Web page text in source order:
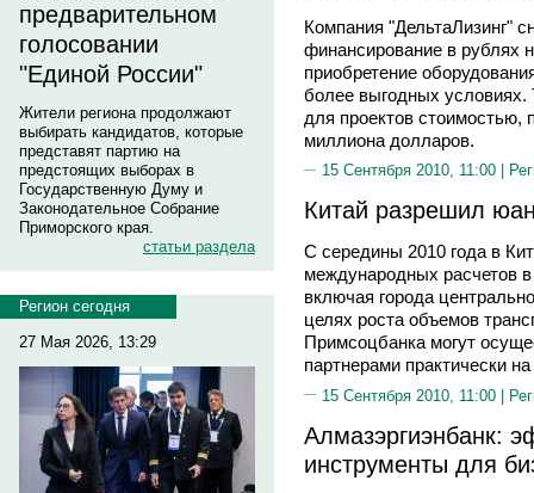
предварительном
голосовании
"Единой России"
Жители региона продолжают
выбирать кандидатов, которые
представят партию на
предстоящих выборах в
Государственную Думу и
Законодательное Собрание
Приморского края.
статьи раздела
Регион сегодня
27 Мая 2026, 13:29
Компания "ДельтаЛизинг"
финансирование в рублях
приобретение
более выгодных
для проектов
миллиона долларов.
15 Сентября 2010, 11:00 |
Китай разрешил
С середины 2010 года в
международных расчетов
включая города
целях роста объемов
Примсоцбанка могут
партнерами практически
15 Сентября 2010, 11:00 |
Алмазэргиэнбанк:
инструменты для